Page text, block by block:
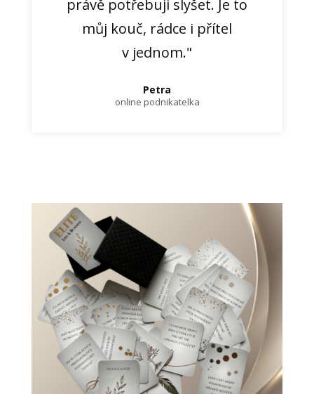
právě potřebuji slyšet. Je to
můj kouč, rádce i přítel
v jednom."
Petra
online podnikatelka